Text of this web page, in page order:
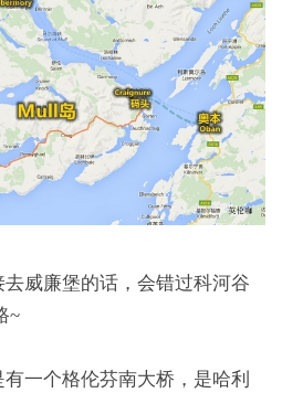
威廉堡的话，会错过科河谷
~
一个格伦芬南大桥，是哈利